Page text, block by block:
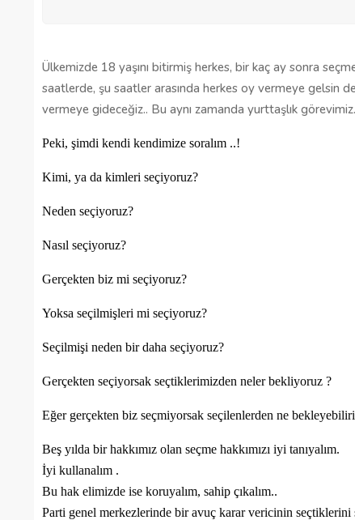
Ülkemizde 18 yaşını bitirmiş herkes, bir kaç ay sonra
saatlerde, şu saatler arasında herkes oy vermeye gelsin
vermeye gideceğiz.. Bu aynı zamanda yurttaşlık
Peki, şimdi kendi kendimize soralım ..!
Kimi, ya da kimleri seçiyoruz?
Neden seçiyoruz?
Nasıl seçiyoruz?
Gerçekten biz mi seçiyoruz?
Yoksa seçilmişleri mi seçiyoruz?
Seçilmişi neden bir daha seçiyoruz?
Gerçekten seçiyorsak seçtiklerimizden neler bekliyoruz ?
Eğer gerçekten biz seçmiyorsak seçilenlerden ne
Beş yılda bir hakkımız olan seçme hakkımızı iyi tanıyalım.
İyi kullanalım .
Bu hak elimizde ise koruyalım, sahip çıkalım..
Parti genel merkezlerinde bir avuç karar vericinin seçtiklerini